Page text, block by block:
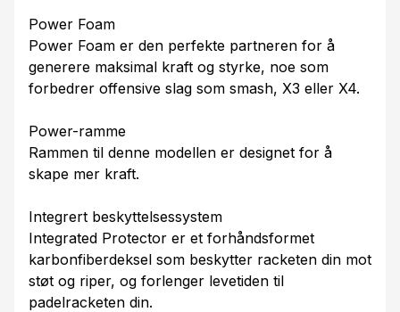
Power Foam
Power Foam er den perfekte partneren for å
generere maksimal kraft og styrke, noe som
forbedrer offensive slag som smash, X3 eller X4.
Power-ramme
Rammen til denne modellen er designet for å
skape mer kraft.
Integrert beskyttelsessystem
Integrated Protector er et forhåndsformet
karbonfiberdeksel som beskytter racketen din mot
støt og riper, og forlenger levetiden til
padelracketen din.